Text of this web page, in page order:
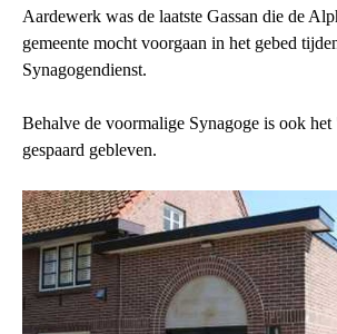
Aardewerk was de laatste Gassan die de
gemeente mocht voorgaan in het gebed
Synagogendienst.
Behalve de voormalige Synagoge is ook het
gespaard gebleven.